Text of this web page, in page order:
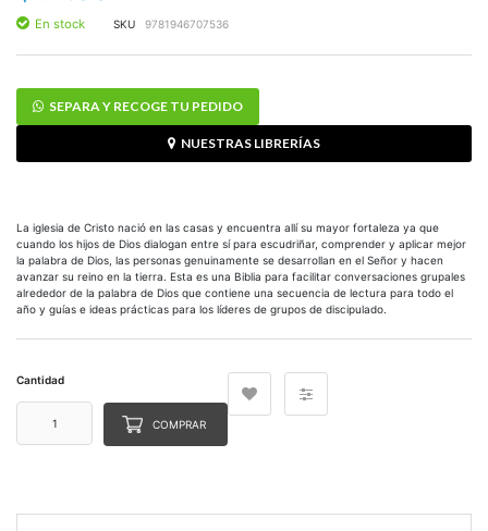
En stock SKU 9781946707536
SEPARA Y RECOGE TU PEDIDO
NUESTRAS LIBRERÍAS
La iglesia de Cristo nació en las casas y encuentra allí su mayor fortaleza ya que
cuando los hijos de Dios dialogan entre sí para escudriñar, comprender y aplicar mejor
la palabra de Dios, las personas genuinamente se desarrollan en el Señor y hacen
avanzar su reino en la tierra. Esta es una Biblia para facilitar conversaciones grupales
alrededor de la palabra de Dios que contiene una secuencia de lectura para todo el
año y guías e ideas prácticas para los líderes de grupos de discipulado.
Cantidad
COMPRAR